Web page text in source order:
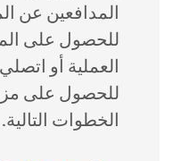
المدافعين عن
للحصول على
للحصول على
الخطوات التالية.